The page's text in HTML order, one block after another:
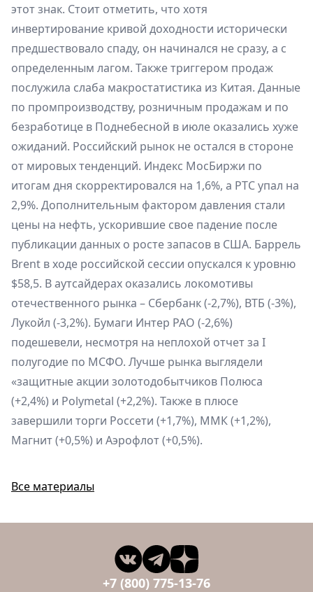
этот знак. Стоит отметить, что хотя
инвертирование кривой доходности исторически
предшествовало спаду, он начинался не сразу, а с
определенным лагом. Также триггером продаж
послужила слаба макростатистика из Китая. Данные
по промпроизводству, розничным продажам и по
безработице в Поднебесной в июле оказались хуже
ожиданий. Российский рынок не остался в стороне
от мировых тенденций. Индекс МосБиржи по
итогам дня скорректировался на 1,6%, а РТС упал на
2,9%. Дополнительным фактором давления стали
цены на нефть, ускорившие свое падение после
публикации данных о росте запасов в США. Баррель
Brent в ходе российской сессии опускался к уровню
$58,5. В аутсайдерах оказались локомотивы
отечественного рынка – Сбербанк (-2,7%), ВТБ (-3%),
Лукойл (-3,2%). Бумаги Интер РАО (-2,6%)
подешевели, несмотря на неплохой отчет за I
полугодие по МСФО. Лучше рынка выглядели
«защитные акции золотодобытчиков Полюса
(+2,4%) и Polymetal (+2,2%). Также в плюсе
завершили торги Россети (+1,7%), ММК (+1,2%),
Магнит (+0,5%) и Аэрофлот (+0,5%).
Все материалы
+7 (800) 775-13-76